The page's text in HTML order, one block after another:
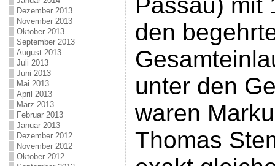
Dezember 2013
November 2013
Oktober 2013
September 2013
August 2013
Juli 2013
Juni 2013
Mai 2013
April 2013
März 2013
Februar 2013
Januar 2013
Dezember 2012
November 2012
Oktober 2012
den
unter den
waren
Thomas